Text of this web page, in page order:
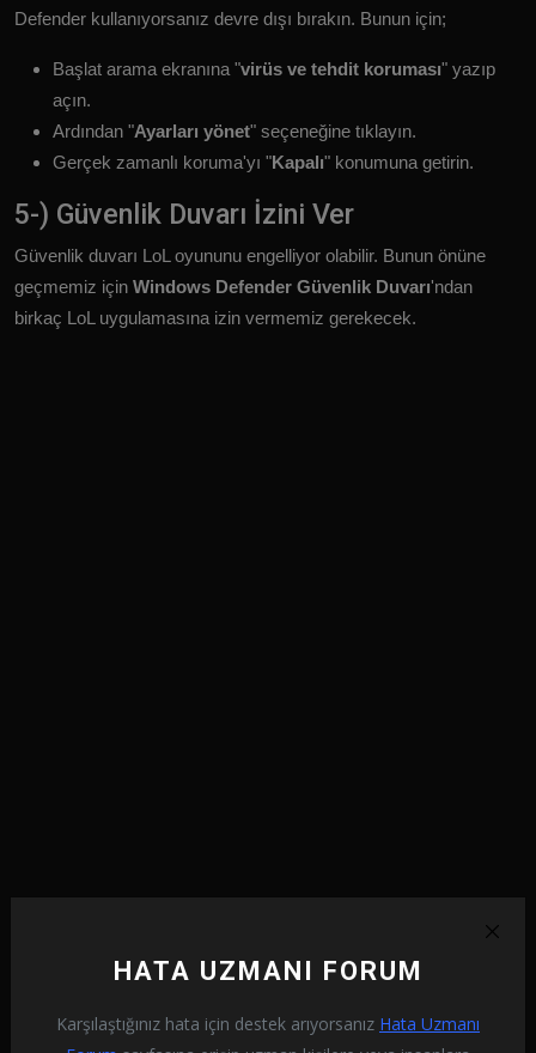
HATA UZMANI FORUM
Karşılaştığınız hata için destek arıyorsanız Hata Uzmanı
Defender kullanıyorsanız devre dışı bırakın. Bunun için;
Başlat arama ekranına "virüs ve tehdit koruması" yazıp
açın.
Ardından "Ayarları yönet" seçeneğine tıklayın.
Gerçek zamanlı koruma'yı "Kapalı" konumuna getirin.
5-) Güvenlik Duvarı İzini Ver
Güvenlik duvarı LoL oyununu engelliyor olabilir. Bunun önüne
geçmemiz için Windows Defender Güvenlik Duvarı'ndan
birkaç LoL uygulamasına izin vermemiz gerekecek.